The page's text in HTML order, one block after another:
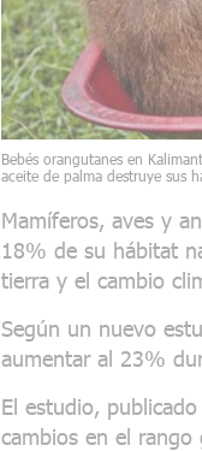
Bebés orangutanes en
aceite de palma destruye sus
Mamíferos, aves y
18% de su hábitat
tierra y el cambio
Según un nuevo
aumentar al 23%
El estudio,
cambios en el rango